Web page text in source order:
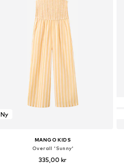
Ny
MANGO KIDS
Overall 'Sunny'
335,00 kr